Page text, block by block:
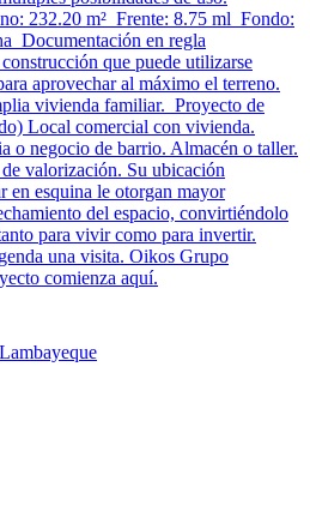
232.20 m² Frente: 8.75 ml Fondo:
Documentación en regla
que puede utilizarse
aprovechar al máximo el terreno.
vivienda familiar. Proyecto de
Local comercial con vivienda.
o negocio de barrio. Almacén o taller.
valorización. Su ubicación
en esquina le otorgan mayor
del espacio, convirtiéndolo
para vivir como para invertir.
una visita. Oikos Grupo
comienza aquí.